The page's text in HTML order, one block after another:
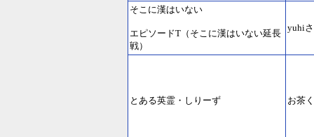
そこに漢はいない
エピソードT（そこに漢はいない延長
戦）
yuhi
とある英霊・しりーず お茶